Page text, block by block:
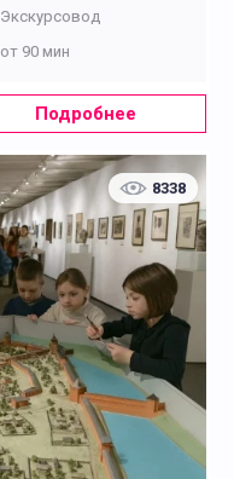
Экскурсовод
от 90 мин
Подробнее
8338